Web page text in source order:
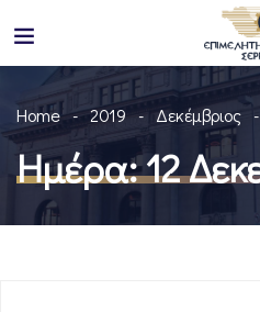
Home 2019 Δεκέμβριος
Ημέρα:12